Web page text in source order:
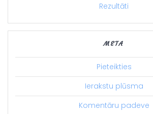
Rezultāti
META
Pieteikties
Ierakstu plūsma
Komentāru padeve